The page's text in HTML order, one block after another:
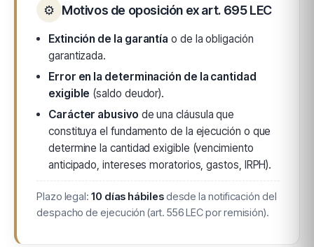
⚙ Motivos de oposición ex art. 695 LEC
Extinción de la garantía o de la obligación
garantizada.
Error en la determinación de la cantidad
exigible (saldo deudor).
Carácter abusivo de una cláusula que
constituya el fundamento de la ejecución o que
determine la cantidad exigible (vencimiento
anticipado, intereses moratorios, gastos, IRPH).
Plazo legal: 10 días hábilesdesde la notificación del
despacho de ejecución (art. 556 LEC por remisión).